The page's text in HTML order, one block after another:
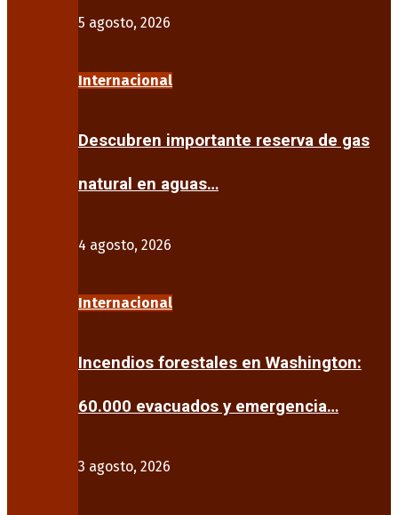
5 agosto, 2026
Internacional
Descubren importante reserva de gas
natural en aguas…
4 agosto, 2026
Internacional
Incendios forestales en Washington:
60.000 evacuados y emergencia…
3 agosto, 2026